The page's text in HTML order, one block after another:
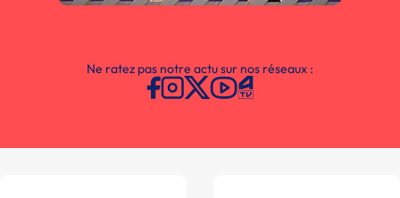
Ne ratez pas notre actu sur nos réseaux :